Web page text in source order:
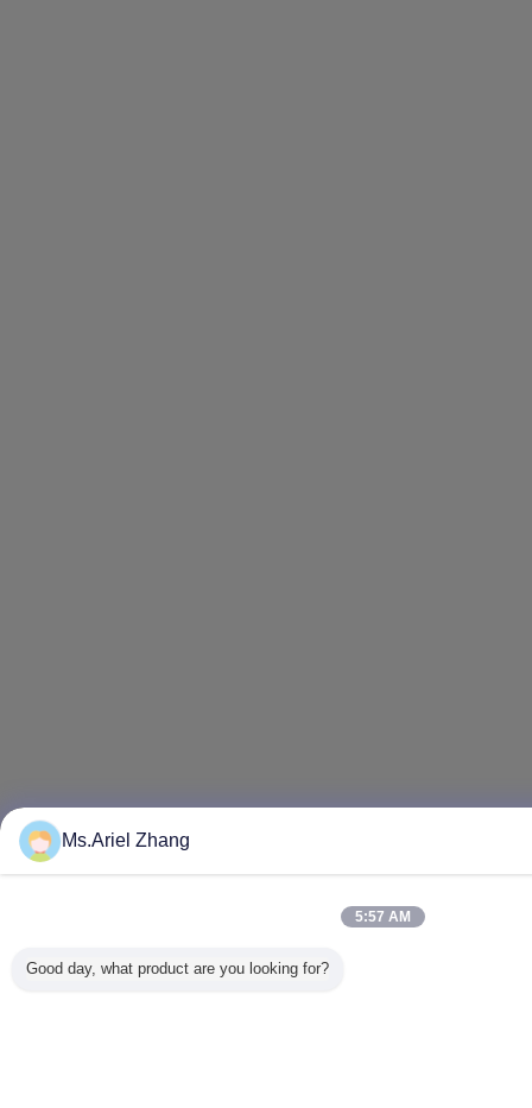
Ms.Ariel Zhang
5:57 AM
Good day, what product are you looking for?